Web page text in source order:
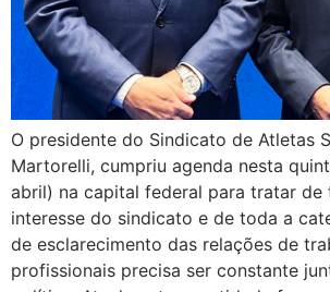
O presidente do Sindicato de Atletas
Martorelli, cumpriu agenda nesta
abril) na capital federal para tratar de
interesse do sindicato e de toda a
de esclarecimento das relações de
profissionais precisa ser constante